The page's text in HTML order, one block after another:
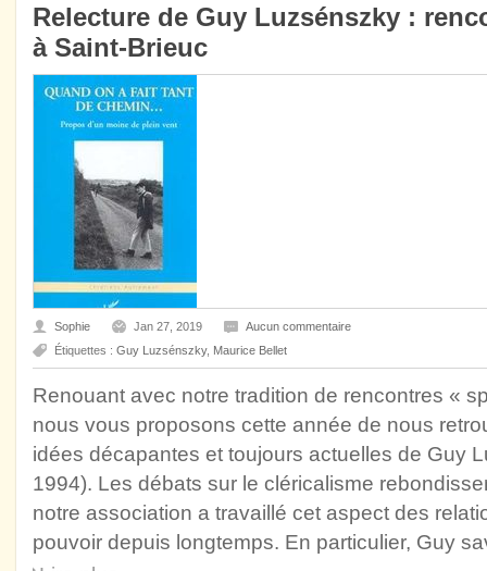
Relecture de Guy Luzsénszky :
à Saint-Brieuc
Sophie Jan 27, 2019
Aucun commentaire
Étiquettes : Guy Luzsénszky, Maurice Bellet
Renouant avec notre tradition de rencontres «
nous vous proposons cette année de nous
idées décapantes et toujours actuelles de Guy
1994). Les débats sur le cléricalisme
notre association a travaillé cet aspect des
pouvoir depuis longtemps. En particulier, Guy